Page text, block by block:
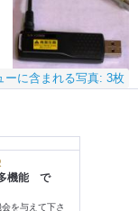
ーに含まれる写真: 3枚